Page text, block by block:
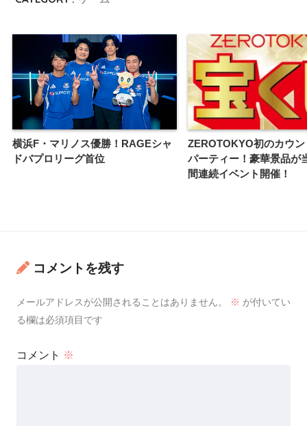
横浜F・マリノス優勝！RAGEシャ
ドバプロリーグ首位
ZEROTOKYO初のカウ
パーティー！豪華景品が
間連続イベント開催！
コメントを残す
メールアドレスが公開されることはありません。 ※ が付いてい
る欄は必須項目です
コメント ※